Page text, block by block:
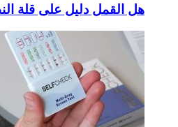
هل القمل دليل على قلة